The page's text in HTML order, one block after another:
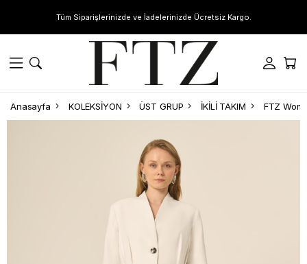
Tüm Siparişlerinizde ve İadelerinizde Ücretsiz Kargo.
Anasayfa KOLEKSİYON ÜST GRUP İKİLİ TAKIM FTZ